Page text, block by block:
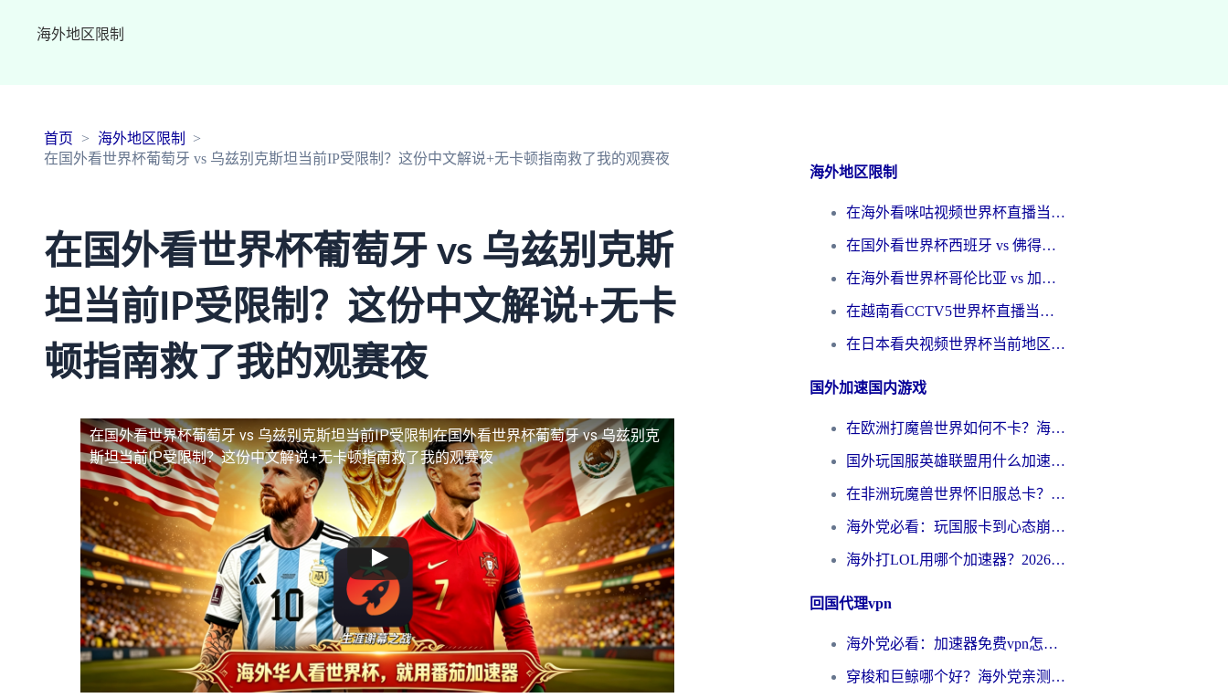
海外地区限制
首页
海外地区限制
在国外看世界杯葡萄牙 vs 乌兹别克斯坦当前IP受限制？这份中文解说+无卡顿指南救了我的观赛夜
在国外看世界杯葡萄牙 vs 乌兹别克斯
坦当前IP受限制？这份中文解说+无卡
顿指南救了我的观赛夜
在国外看世界杯葡萄牙 vs 乌兹别克斯坦当前IP受限制在国外看世界杯葡萄牙 vs 乌兹别克
斯坦当前IP受限制？这份中文解说+无卡顿指南救了我的观赛夜
海外地区限制
在海外看咪咕视频世界杯直播当前IP受限制？这篇指南帮你搞定所有体育赛事观看难题
在国外看世界杯西班牙 vs 佛得角无法播放？这篇指南帮你解锁所有中文体育直播
在海外看世界杯哥伦比亚 vs 加纳当前IP受限制？这篇指南帮你流畅看中文解说赛事
在越南看CCTV5世界杯直播当前IP受限制？海外党体育观赛终极指南来了
在日本看央视频世界杯当前地区不可播放？海外党体育观赛终极指南
国外加速国内游戏
在欧洲打魔兽世界如何不卡？海外玩家的国服游戏加速终极攻略
国外玩国服英雄联盟用什么加速器好？海外党亲测有效的国服游戏加速指南
在非洲玩魔兽世界怀旧服总卡？别慌，这份指南帮你丝滑开荒
海外党必看：玩国服卡到心态崩？少女前线云图计划加速器免费推荐+碧蓝航线足球世界流畅攻略
海外打LOL用哪个加速器？2026实用指南：从延迟到设备适配，一篇解决你的国服游戏痛点
回国代理vpn
海外党必看：加速器免费vpn怎么选？3步教你无缝访问国内资源
穿梭和巨鲸哪个好？海外党亲测3款回国加速器，教你避开90%的坑